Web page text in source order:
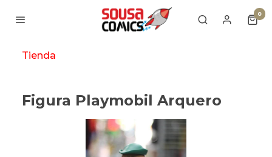
0
Tienda
Figura Playmobil Arquero